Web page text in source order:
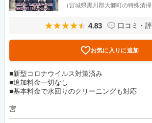
（宮城県黒川郡大郷町の特殊清掃
4.83 口コミ・
お気に入りに追加
■新型コロナウイルス対策済み
■追加料金一切なし
■基本料金で水回りのクリーニングも対応
宮...